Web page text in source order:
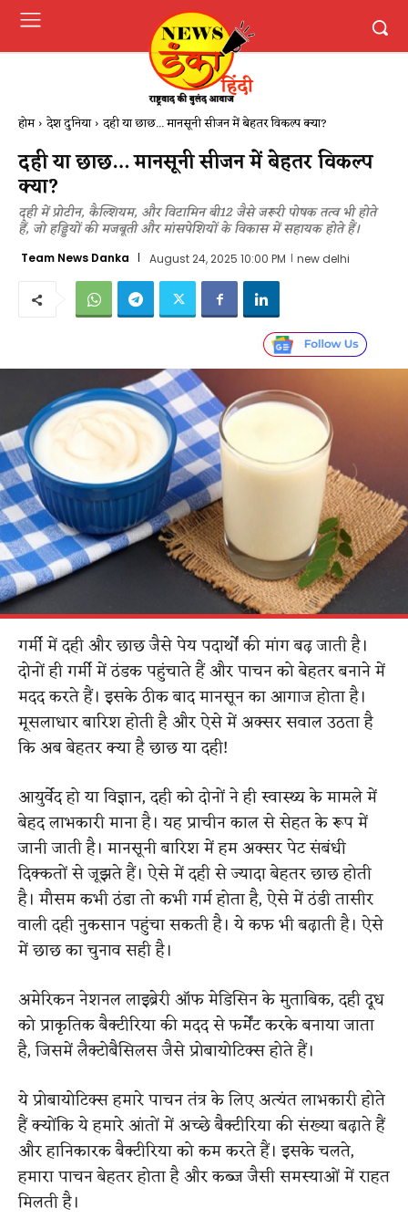
होम देश दुनिया दही या छाछ... मानसूनी सीजन में बेहतर विकल्प क्या?
दही या छाछ… मानसूनी सीजन में बेहतर विकल्प
क्या?
दही में प्रोटीन, कैल्शियम, और विटामिन बी12 जैसे जरूरी पोषक तत्व भी होते
हैं, जो हड्डियों की मजबूती और मांसपेशियों के विकास में सहायक होते हैं।
Team News Danka August 24, 2025 10:00 PM new delhi
गर्मी में दही और छाछ जैसे पेय पदार्थों की मांग बढ़ जाती है।
दोनों ही गर्मी में ठंडक पहुंचाते हैं और पाचन को बेहतर बनाने में
मदद करते हैं। इसके ठीक बाद मानसून का आगाज होता है।
मूसलाधार बारिश होती है और ऐसे में अक्सर सवाल उठता है
कि अब बेहतर क्या है छाछ या दही!
आयुर्वेद हो या विज्ञान, दही को दोनों ने ही स्वास्थ्य के मामले में
बेहद लाभकारी माना है। यह प्राचीन काल से सेहत के रूप में
जानी जाती है। मानसूनी बारिश में हम अक्सर पेट संबंधी
दिक्कतों से जूझते हैं। ऐसे में दही से ज्यादा बेहतर छाछ होती
है। मौसम कभी ठंडा तो कभी गर्म होता है, ऐसे में ठंडी तासीर
वाली दही नुकसान पहुंचा सकती है। ये कफ भी बढ़ाती है। ऐसे
में छाछ का चुनाव सही है।
अमेरिकन नेशनल लाइब्रेरी ऑफ मेडिसिन के मुताबिक, दही दूध
को प्राकृतिक बैक्टीरिया की मदद से फर्मेंट करके बनाया जाता
है, जिसमें लैक्टोबैसिलस जैसे प्रोबायोटिक्स होते हैं।
ये प्रोबायोटिक्स हमारे पाचन तंत्र के लिए अत्यंत लाभकारी होते
हैं क्योंकि ये हमारे आंतों में अच्छे बैक्टीरिया की संख्या बढ़ाते हैं
और हानिकारक बैक्टीरिया को कम करते हैं। इसके चलते,
हमारा पाचन बेहतर होता है और कब्ज जैसी समस्याओं में राहत
मिलती है।